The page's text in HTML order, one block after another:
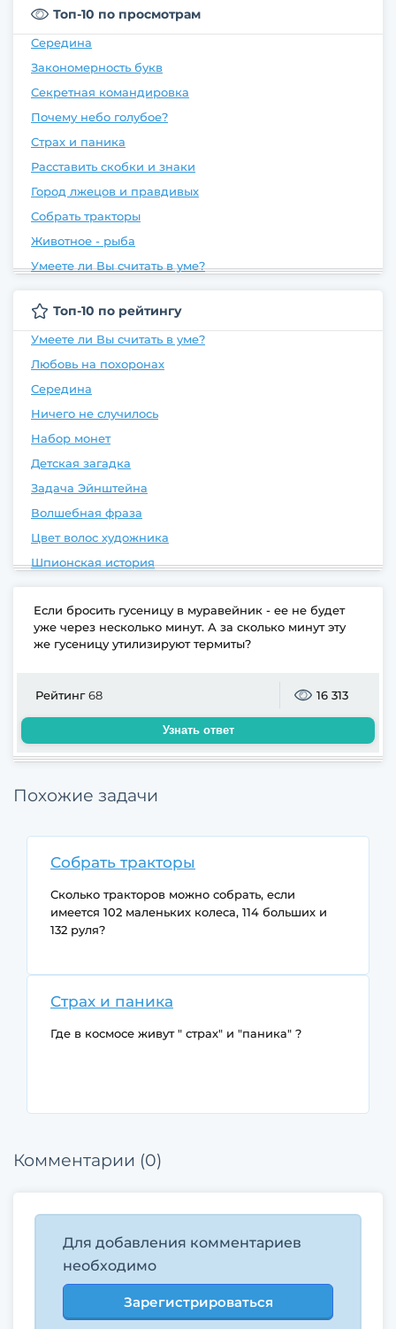
Топ-10 по просмотрам
Середина
Закономерность букв
Секретная командировка
Почему небо голубое?
Страх и паника
Расставить скобки и знаки
Город лжецов и правдивых
Собрать тракторы
Животное - рыба
Умеете ли Вы считать в уме?
Топ-10 по рейтингу
Умеете ли Вы считать в уме?
Любовь на похоронах
Середина
Ничего не случилось
Набор монет
Детская загадка
Задача Эйнштейна
Волшебная фраза
Цвет волос художника
Шпионская история
Если бросить гусеницу в муравейник - ее не будет
уже через несколько минут. А за сколько минут эту
же гусеницу утилизируют термиты?
Рейтинг68 16 313
Узнать ответ
Похожие задачи
Собрать тракторы
Сколько тракторов можно собрать, если
имеется 102 маленьких колеса, 114 больших и
132 руля?
Страх и паника
Где в космосе живут " страх" и "паника" ?
Комментарии (0)
Для добавления комментариев
необходимо
Зарегистрироваться